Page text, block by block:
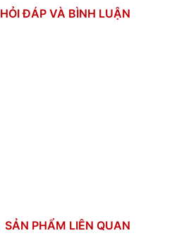
Tốc độ
Phoenix L
HỎI ĐÁP VÀ BÌNH LUẬN
SẢN PHẨM LIÊN QUAN